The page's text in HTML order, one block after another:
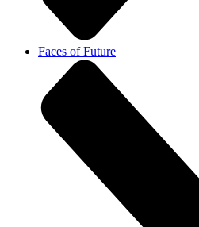
Faces of Future